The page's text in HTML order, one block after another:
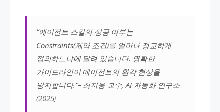
“에이전트 스킬의 성공 여부는
Constraints(제약 조건)를 얼마나 정교하게
정의하느냐에 달려 있습니다. 명확한
가이드라인이 에이전트의 환각 현상을
방지합니다.”– 최지웅 교수, AI 자동화 연구소
(2025)